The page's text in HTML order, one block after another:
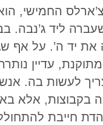
החמישי,
ליד ג’נבה.
את יד ה’. על אף
עדיין
לעשות בה.
בקבוצות, אלא
חייבת